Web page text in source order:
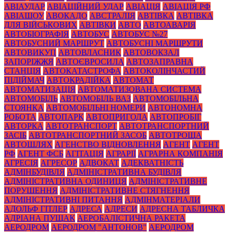
АВІАУДАР АВІАЦІЙНИЙ УДАР АВІАЦІЯ АВІАЦІЯ РФ
АВІАШОУ АВОКАДО АВСТРАЛІЯ АВТІВКА АВТІВКА
ДЛЯ ВІЙСЬКОВИХ АВТІВКИ АВТО АВТОАВАРІЯ
АВТОБІОГРАФІЯ АВТОБУС АВТОБУС №27
АВТОБУСНИЙ МАРШРУТ АВТОБУСНІ МАРШРУТИ
АВТОВИКУП АВТОВЛАСНИК АВТОВОКЗАЛ
ЗАПОРІЖЖЯ АВТОЄВРОСИЛА АВТОЗАПРАВНА
СТАНЦІЯ АВТОКАТАСТРОФА АВТОКОЛІНЧАСТИЙ
ПІДІЙМАЧ АВТОКРАДІЙКА АВТОМАТ
АВТОМАТИЗАЦІЯ АВТОМАТИЗОВАНА СИСТЕМА
АВТОМОБІЛЬ АВТОМОБІЛЬ ВАЗ АВТОМОБІЛЬНА
СТОЯНКА АВТОМОБІЛЬНІ НОМЕРИ АВТОНОМНА
РОБОТА АВТОПАРК АВТОПРИГОДА АВТОПРОБІГ
АВТОРКА АВТОТРАНСПОРТ АВТОТРАНСПОРТНИЙ
ЗАСІБ АВТОТРАНСПОРТНИЙ ЗАСОБ АВТОТРОЩА
АВТОШЛЯХ АГЕНСТВО ВІДНОВЛЕННЯ АГЕНТ АГЕНТ
РФ АГЕНТ ФСБ АГІТАЦІЯ АГРАРІЇ АГРАРНА КОМПАНІЯ
АГРЕСІЯ АГРЕСОР АДВОКАТ АДЕКВАТНІСТЬ
АДМІНБУДІВЛЯ АДМІНІСТРАТИВНА БУДІВЛЯ
АДМІНІСТРАТИВНА ОДИНИЦЯ АДМІНІСТРАТИВНЕ
ПОРУШЕННЯ АДМІНІСТРАТИВНЕ СТЯГНЕННЯ
АДМІНІСТРАТИВНІ ПИТАННЯ АДМІНМАТЕРІАЛИ
АДОЛЬФ ГІТЛЕР АДРЕСА АДРЕСИ АДРЕСНА ТАБЛИЧКА
АДРІАНА ПУЩАК АЕРОБАЛІСТИЧНА РАКЕТА
АЕРОДРОМ АЕРОДРОМ "АНТОНОВ" АЕРОДРОМ